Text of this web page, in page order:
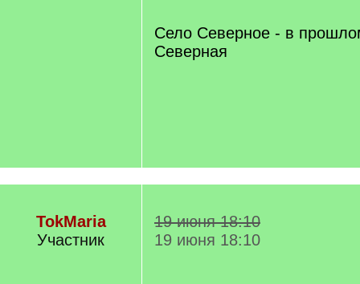
Село Северное - в
Северная
TokMaria
Участник
19 июня 18:10
19 июня 18:10